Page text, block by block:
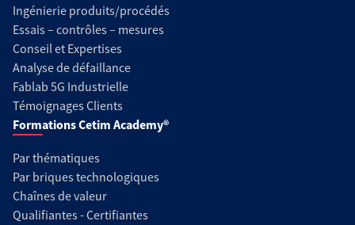
Ingénierie produits/procédés
Essais – contrôles – mesures
Conseil et Expertises
Analyse de défaillance
Fablab 5G Industrielle
Témoignages Clients
Formations Cetim Academy®
Par thématiques
Par briques technologiques
Chaînes de valeur
Qualifiantes - Certifiantes